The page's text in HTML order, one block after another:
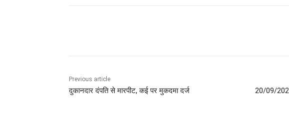
Previous article
दुकानदार दंपति से मारपीट, कई पर मुकदमा दर्ज
20/09/